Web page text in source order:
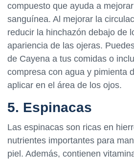
compuesto que ayuda a
sanguínea. Al mejorar la
reducir la hinchazón debajo de
apariencia de las ojeras.
de Cayena a tus comidas o
compresa con agua y pimienta
aplicar en el área de los ojos.
5. Espinacas
Las espinacas son ricas en
nutrientes importantes para
piel. Además, contienen